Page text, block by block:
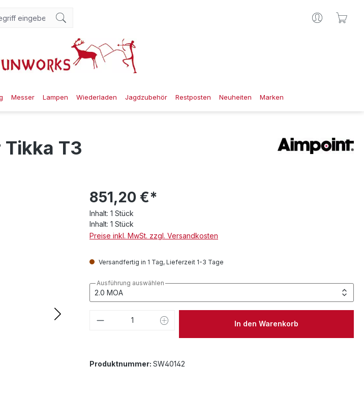
Messer Lampen Wiederladen Jagdzubehör Restposten Neuheiten Marken
T3
851,20 €*
Inhalt: 1 Stück
Inhalt: 1 Stück
Preise inkl. MwSt. zzgl. Versandkosten
Versandfertig in 1 Tag, Lieferzeit 1-3 Tage
Ausführung auswählen
Produkt Anzahl: Gib den gewünschten Wert
In den Warenkorb
Produktnummer: SW40142